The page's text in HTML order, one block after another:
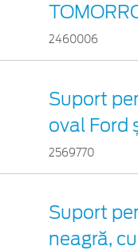
2460006
Suport
oval Ford
2569770
Suport
neagră,